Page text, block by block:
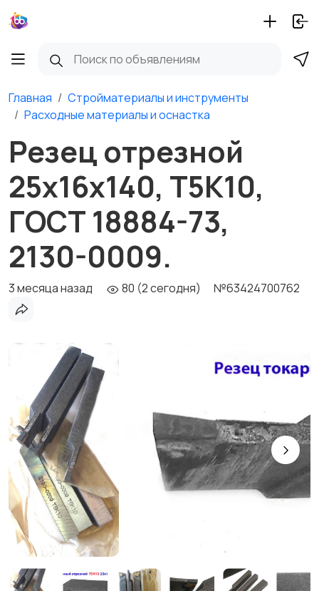
Главная
Стройматериалы и инструменты
Расходные материалы и оснастка
Резец отрезной
25х16х140, Т5К10,
ГОСТ 18884-73,
2130-0009.
3 месяца назад 80 (2 сегодня) №63424700762